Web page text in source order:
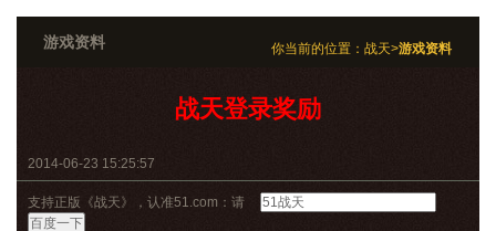
你当前的位置： 战天>游戏资料
游戏资料
战天登录奖励
2014-06-23 15:25:57
支持正版《战天》，认准51.com：请